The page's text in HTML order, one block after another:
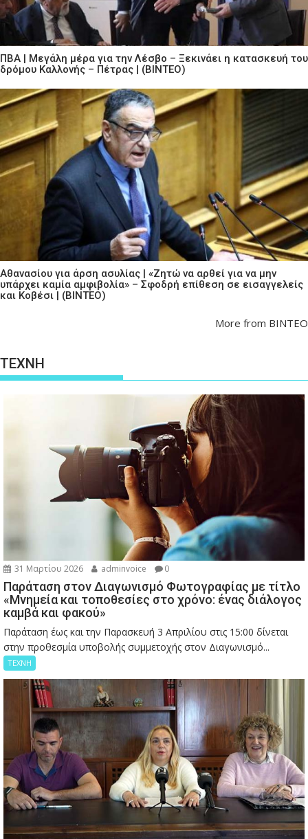
ΠΒΑ | Μεγάλη μέρα για την Λέσβο – Ξεκινάει η κατασκευή του
δρόμου Καλλονής – Πέτρας | (ΒΙΝΤΕΟ)
Αθανασίου για άρση ασυλίας | «Ζητώ να αρθεί για να μην
υπάρχει καμία αμφιβολία» – Σφοδρή επίθεση σε εισαγγελείς
και Κοβέσι | (ΒΙΝΤΕΟ)
More from ΒΙΝΤΕΟ
ΤΕΧΝΗ
31 Μαρτίου 2026 adminvoice 0
Παράταση στον Διαγωνισμό Φωτογραφίας με τίτλο
«Μνημεία και τοποθεσίες στο χρόνο: ένας διάλογος
καμβά και φακού»
Παράταση έως και την Παρασκευή 3 Απριλίου στις 15:00 δίνεται
στην προθεσμία υποβολής συμμετοχής στον Διαγωνισμό...
ΤΕΧΝΗ